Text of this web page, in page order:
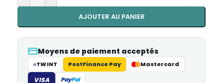
AJOUTER AU PANIER
Moyens de paiement acceptés
TWINT PostFinance Pay Mastercard
VISA PayPal